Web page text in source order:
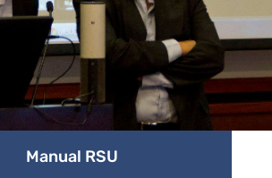
Manual RSU